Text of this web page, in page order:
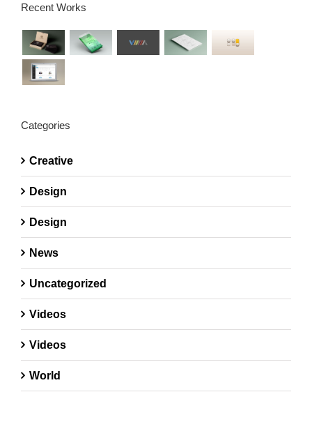
Recent Works
Categories
Creative
Design
Design
News
Uncategorized
Videos
Videos
World